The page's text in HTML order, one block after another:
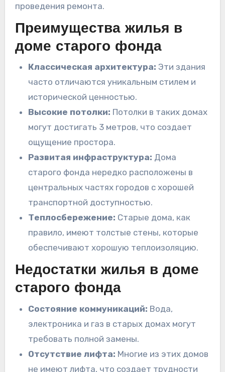
проведения ремонта.
Преимущества жилья в
доме старого фонда
Классическая архитектура: Эти здания
часто отличаются уникальным стилем и
исторической ценностью.
Высокие потолки: Потолки в таких домах
могут достигать 3 метров, что создает
ощущение простора.
Развитая инфраструктура: Дома
старого фонда нередко расположены в
центральных частях городов с хорошей
транспортной доступностью.
Теплосбережение: Старые дома, как
правило, имеют толстые стены, которые
обеспечивают хорошую теплоизоляцию.
Недостатки жилья в доме
старого фонда
Состояние коммуникаций: Вода,
электроника и газ в старых домах могут
требовать полной замены.
Отсутствие лифта: Многие из этих домов
не имеют лифта, что создает трудности